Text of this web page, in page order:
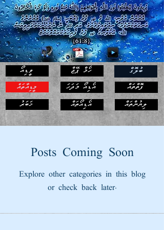
ވީޑިއޯ
މީޑިއާތައް
ޚަބަރު
ހޯމް ޕޭޖް
އޯޑިއޯ މަދަހަ
އޯޑިއޯތައް
ބުލޮގް
ފޮތްތައް
ލިޔުންތައް
Posts Coming Soon
Explore other categories in this blog
or check back later.